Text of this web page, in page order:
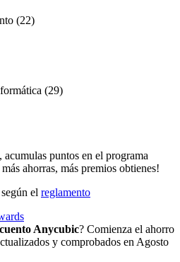
(22)
(29)
puntos en el programa
ahorras, más premios obtienes!
el reglamento
Anycubic? Comienza el ahorro
y comprobados en Agosto